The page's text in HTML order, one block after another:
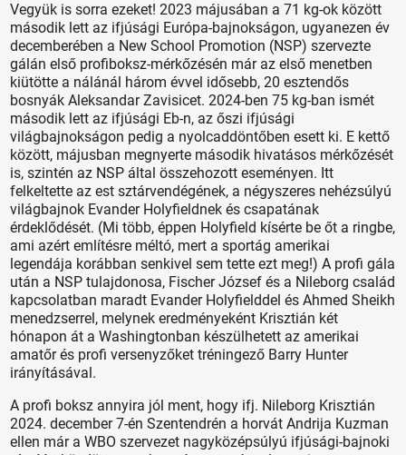
Vegyük is sorra ezeket! 2023 májusában a 71 kg-ok között
második lett az ifjúsági Európa-bajnokságon, ugyanezen év
de­cemberében a New School Promotion (NSP) szervezte
gálán első profiboksz-mérkőzésén már az első menetben
kiütötte a nálánál három évvel idősebb, 20 esztendős
bosnyák Aleksandar Zavisicet. 2024-ben 75 kg-ban ismét
második lett az ifjúsági Eb-n, az őszi ifjúsági
világbajnokságon pedig a nyolcaddöntőben esett ki. E kettő
között, májusban megnyerte második hivatásos mérkőzését
is, szintén az NSP által összehozott eseményen. Itt
felkeltette az est sztárvendégének, a négyszeres nehézsúlyú
világbajnok Evander Holyfieldnek és csapatának
érdeklődését. (Mi több, éppen Holyfield kísérte be őt a ringbe,
ami azért említésre méltó, mert a sportág amerikai
legendája korábban senkivel sem tette ezt meg!) A profi gála
után a NSP tulajdonosa, Fischer József és a Nileborg család
kapcsolatban maradt Evander Holyfielddel és Ahmed Sheikh
menedzserrel, melynek eredményeként Krisztián két
hónapon át a Washingtonban készülhetett az amerikai
amatőr és profi versenyzőket tréningező Barry Hunter
irányításával.
A profi boksz annyira jól ment, hogy ifj. Nileborg Krisztián
2024. de­cember 7-én Szentendrén a horvát Andrija Kuzman
ellen már a WBO szervezet nagyközépsúlyú ifjúsági-bajnoki